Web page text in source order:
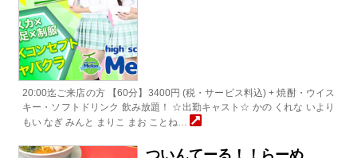
20:00迄ご来店の方 【60分】3400円 (税・サービス料込) + 焼酎・ウイス
キー・ソフトドリンク 飲み放題！ ☆出勤キャスト☆ かの くれな いより
もい なぎ みんと まりこ まお ことね…
ついんてーる！！らーめ